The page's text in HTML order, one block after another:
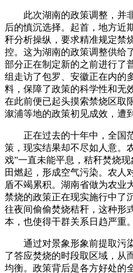
此次湖南的政策调整，并
后的慎沉选择。起首，地方近
秆分析操纵，要求精准规定禁
控。这为湖南的政策调整供给
部分正在制定新的之前进行了
组走访了包罗、安徽正在内的
料，保障了政策的科学性和无
在此前便已起头摸索禁烧区取
溆浦等地的政策初见成效，遭
正在过去的十年中，全国
策，现实结果却不尽如人意。
戏”一直未能平息，秸秆焚烧
田燃起，形成空气污染。农人
盾不竭累积。湖南省做为农业
禁烧的政策正在现实施行中了
往夜间偷偷焚烧秸秆，这种形
本，也使得干群关系日趋严重。
通过对景象形象前提取污染
了答应焚烧的时段取区域，从
均衡。政策背后是各方好处的